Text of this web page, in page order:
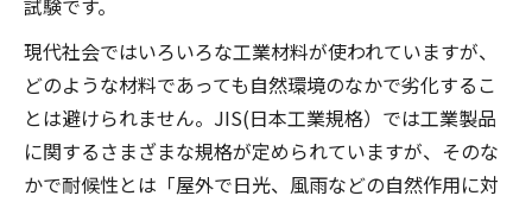
試験です。
現代社会ではいろいろな工業材料が使われていますが、
どのような材料であっても自然環境のなかで劣化するこ
とは避けられません。JIS(日本工業規格）では工業製品
に関するさまざまな規格が定められていますが、そのな
かで耐候性とは「屋外で日光、風雨などの自然作用に対